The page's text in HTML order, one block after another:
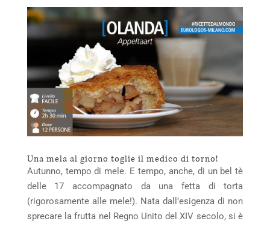
Una mela al giorno toglie il medico di torno!
Autunno, tempo di mele. E tempo, anche, di un bel tè
delle 17 accompagnato da una fetta di torta
(rigorosamente alle mele!). Nata dall’esigenza di non
sprecare la frutta nel Regno Unito del XIV secolo, si è